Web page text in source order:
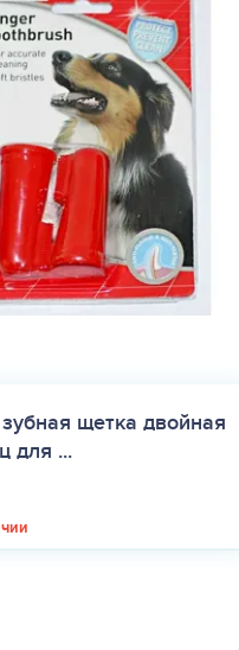
щетка двойная
для ...